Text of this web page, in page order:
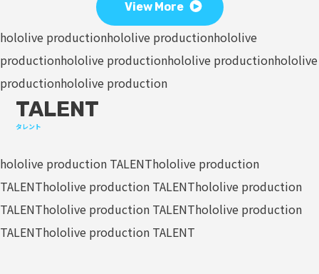
View More
hololive productionhololive productionhololive
productionhololive productionhololive productionhololive
productionhololive production
TALENT
タレント
hololive production TALENThololive production
TALENThololive production TALENThololive production
TALENThololive production TALENThololive production
TALENThololive production TALENT